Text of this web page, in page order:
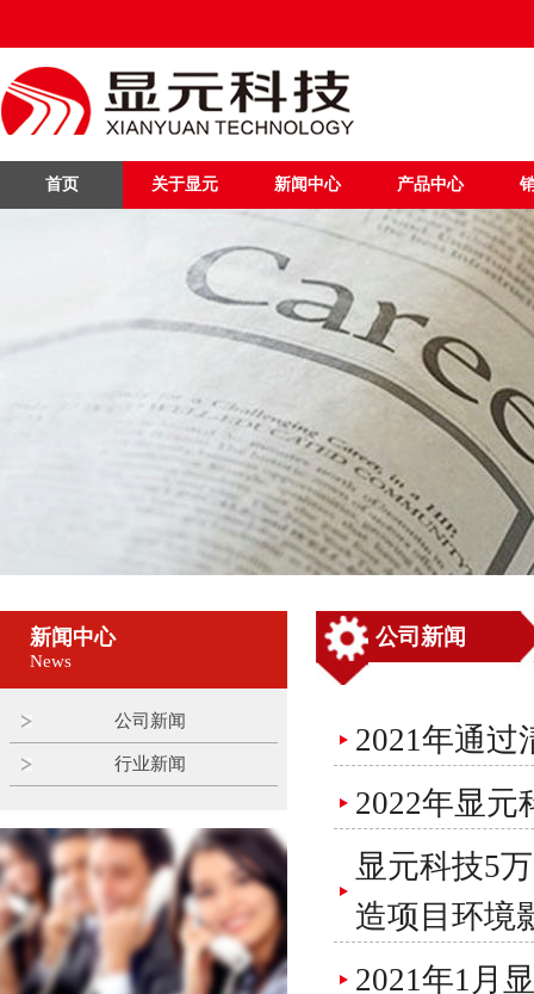
首页 关于显元 新闻中心 产品中心
新闻中心
News
公司新闻
行业新闻
公司新闻
2021年通过
2022年显元
显元科技5
造项目环境
2021年1月